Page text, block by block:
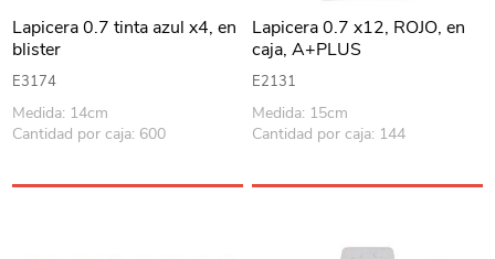
Lapicera 0.7 tinta azul x4, en
blister
E3174
Medida: 14cm
Cantidad por caja: 600
Lapicera 0.7 x12, ROJO, en
caja, A+PLUS
E2131
Medida: 15cm
Cantidad por caja: 144